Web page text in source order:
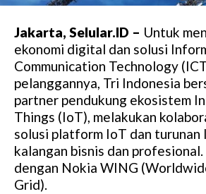
Jakarta, Selular.ID – Untuk
ekonomi digital dan solusi
Communication Technology
pelanggannya, Tri Indonesia
partner pendukung ekosistem
Things (IoT), melakukan
solusi platform IoT dan turunan
kalangan bisnis dan profesional.
dengan Nokia WING
Grid).